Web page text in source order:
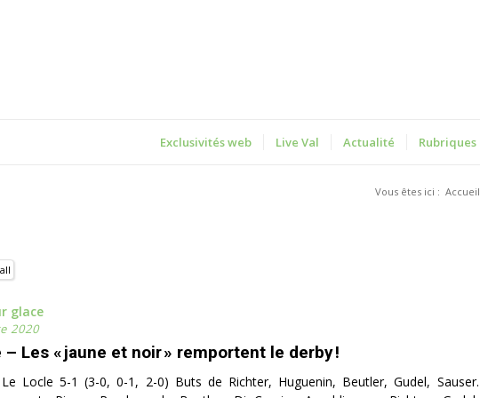
Exclusivités web Live Val Actualité Rubriques
Vous êtes ici : Accueil
glace
2020
Les « jaune et noir » remportent le derby !
Locle 5-1 (3-0, 0-1, 2-0) Buts de Richter, Huguenin, Beutler, Gudel, Sauser.